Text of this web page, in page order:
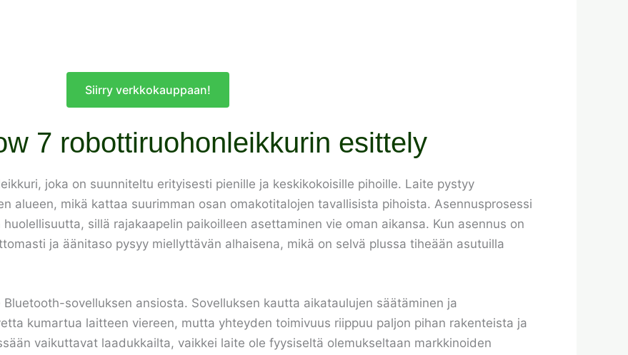
Siirry verkkokauppaan!
7 robottiruohonleikkurin esittely
joka on suunniteltu erityisesti pienille ja keskikokoisille pihoille. Laite pystyy
alueen, mikä kattaa suurimman osan omakotitalojen tavallisista pihoista. Asennusprosessi
sillä rajakaapelin paikoilleen asettaminen vie oman aikansa. Kun asennus on
ja äänitaso pysyy miellyttävän alhaisena, mikä on selvä plussa tiheään asutuilla
sovelluksen ansiosta. Sovelluksen kautta aikataulujen säätäminen ja
kumartua laitteen viereen, mutta yhteyden toimivuus riippuu paljon pihan rakenteista ja
vaikuttavat laadukkailta, vaikkei laite ole fyysiseltä olemukseltaan markkinoiden